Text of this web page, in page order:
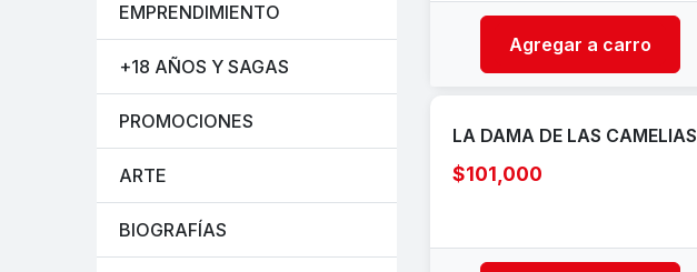
EMPRENDIMIENTO
+18 AÑOS Y SAGAS
PROMOCIONES
ARTE
BIOGRAFÍAS
Agregar a carro
LA DAMA DE LAS CAMELIAS
$101,000